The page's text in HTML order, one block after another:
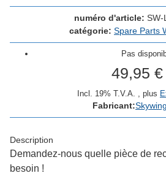
numéro d'article: SW-
catégorie: Spare Parts
Pas
49,95 €
Incl. 19% T.V.A. , plus
Fabricant:
Description
Demandez-nous quelle pièce de
besoin !